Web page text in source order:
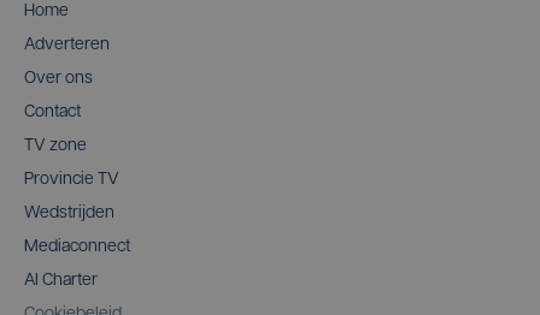
Home
Adverteren
Over ons
Contact
TV zone
Provincie TV
Wedstrijden
Mediaconnect
AI Charter